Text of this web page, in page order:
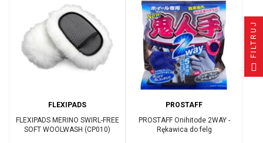
FLEXIPADS
FLEXIPADS MERINO SWIRL-FREE
SOFT WOOLWASH (CP010)
PROSTAFF
PROSTAFF Onihitode 2WAY -
Rękawica do felg
FILTRUJ